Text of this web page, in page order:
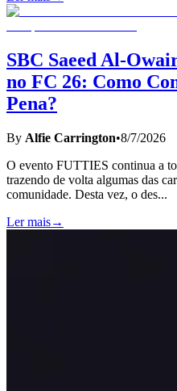
SBC Saeed Al-
no FC 26: Como
Pena?
By Alfie Carrington•8/7/2026
O evento FUTTIES continua a
trazendo de volta algumas das
comunidade. Desta vez, o des...
Ler mais→